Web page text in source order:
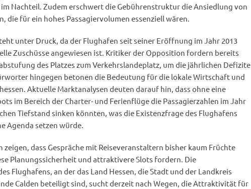
im Nachteil. Zudem erschwert die Gebührenstruktur die Ansiedlung von
die für ein hohes Passagiervolumen essenziell wären.
unter Druck, da der Flughafen seit seiner Eröffnung im Jahr 2013
Zuschüsse angewiesen ist. Kritiker der Opposition fordern bereits
des Platzes zum Verkehrslandeplatz, um die jährlichen Defizite
hingegen betonen die Bedeutung für die lokale Wirtschaft und
Aktuelle Marktanalysen deuten darauf hin, dass ohne eine
im Bereich der Charter- und Ferienflüge die Passagierzahlen im Jahr
Tiefstand sinken könnten, was die Existenzfrage des Flughafens
Agenda setzen würde.
zeigen, dass Gespräche mit Reiseveranstaltern bisher kaum Früchte
Planungssicherheit und attraktivere Slots fordern. Die
Flughafens, an der das Land Hessen, die Stadt und der Landkreis
Calden beteiligt sind, sucht derzeit nach Wegen, die Attraktivität für